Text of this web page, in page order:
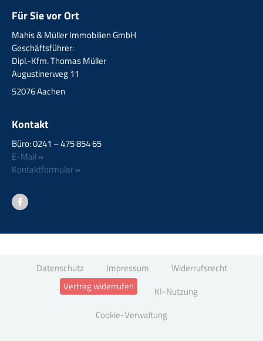
Für Sie vor Ort
Mahis & Müller Immobilien GmbH
Geschäftsführer:
Dipl.-Kfm. Thomas Müller
Augustinerweg 11
52076 Aachen
Kontakt
Büro: 0241 – 475 854 65
E-Mail »
Kontaktformular»
Datenschutz Impressum
Widerrufsrecht
Vertrag widerrufen
KI-Nutzung
Cookie-Verwaltung